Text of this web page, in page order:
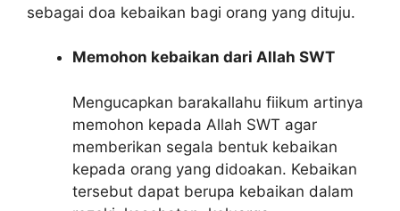
sebagai doa kebaikan bagi orang yang dituju.
Memohon kebaikan dari Allah SWT
Mengucapkan barakallahu fiikum artinya
memohon kepada Allah SWT agar
memberikan segala bentuk kebaikan
kepada orang yang didoakan. Kebaikan
tersebut dapat berupa kebaikan dalam